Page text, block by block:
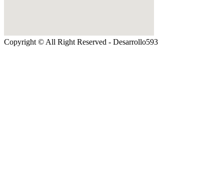
Copyright © All Right Reserved - Desarrollo593